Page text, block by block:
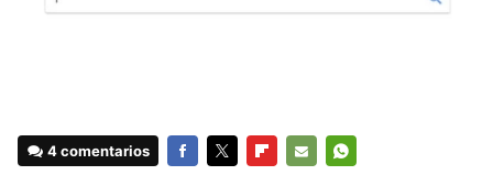
4 comentarios